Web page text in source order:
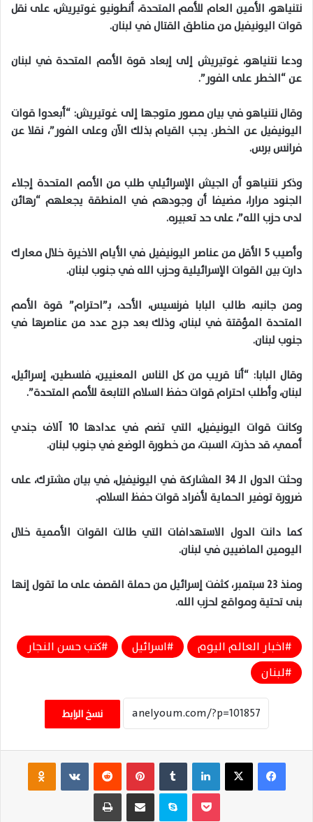
نتنياهو، الأمين العام للأمم المتحدة، أنطونيو غوتيريش، على نقل
قوات اليونيفيل من مناطق القتال في لبنان.
ودعا نتنياهو، غوتيريش إلى إبعاد قوة الأمم المتحدة في لبنان
عن “الخطر على الفور”.
وقال نتنياهو في بيان مصور متوجها إلى غوتيريش: “أبعدوا قوات
اليونيفيل عن الخطر. يجب القيام بذلك الآن وعلى الفور”، نقلا عن
فرانس برس.
وذكر نتنياهو أن الجيش الإسرائيلي طلب من الأمم المتحدة إجلاء
الجنود مرارا، مضيفا أن وجودهم في المنطقة يجعلهم “رهائن
لدى حزب الله”، على حد تعبيره.
وأصيب 5 الأقل من عناصر اليونيفيل في الأيام الاخيرة خلال معارك
دارت بين القوات الإسرائيلية وحزب الله في جنوب لبنان.
ومن جانبه، طالب البابا فرنسيس، الأحد، بـ”احترام” قوة الأمم
المتحدة المؤقتة في لبنان، وذلك بعد جرح عدد من عناصرها في
جنوب لبنان.
وقال البابا: “أنا قريب من كل الناس المعنيين، فلسطين، إسرائيل،
لبنان، وأطلب احترام قوات حفظ السلام التابعة للأمم المتحدة”.
وكانت قوات اليونيفيل، التي تضم في عدادها 10 آلاف جندي
أممي، قد حذرت، السبت، من خطورة الوضع في جنوب لبنان.
وحثت الدول الـ 34 المشاركة في اليونيفيل، في بيان مشترك، على
ضرورة توفير الحماية لأفراد قوات حفظ السلام.
كما دانت الدول الاستهدافات التي طالت القوات الأممية خلال
اليومين الماضيين في لبنان.
ومنذ 23 سبتمبر، كثفت إسرائيل من حملة القصف على ما تقول إنها
بنى تحتية ومواقع لحزب الله.
اخبار العالم اليوم اسرائيل
كتب حسن النجار
لبنان
نسخ الرابط
فيسبوك ‫X لينكدإن بينتيريست ‏VKontakte
سكايب مشاركة عبر البريد طباعة